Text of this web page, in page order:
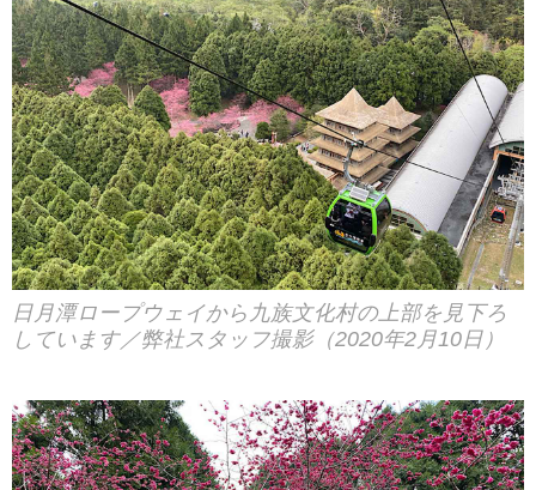
日月潭ロープウェイから九族文化村の上部を見下ろ
しています／弊社スタッフ撮影（2020年2月10日）